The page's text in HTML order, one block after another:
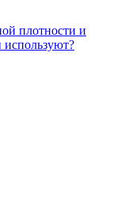
плотности и
используют?